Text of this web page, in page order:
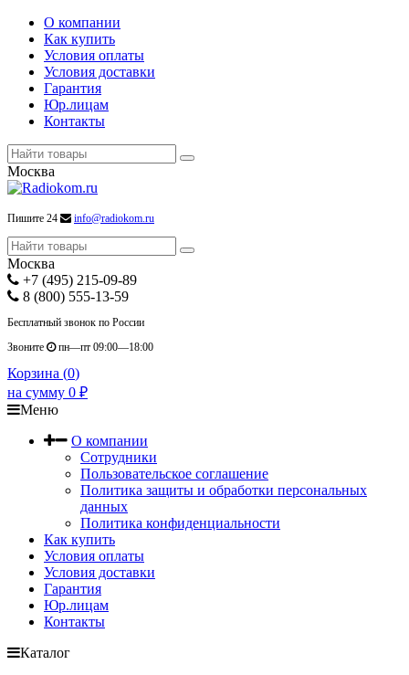
О компании
Как купить
Условия оплаты
Условия доставки
Гарантия
Юр.лицам
Контакты
Москва
Пишите 24 info@radiokom.ru
Москва
+7 (495) 215-09-89
8 (800) 555-13-59
Бесплатный звонок по России
Звоните
пн—пт 09:00—18:00
Корзина (0)
на сумму 0 ₽
Меню
О компании
Сотрудники
Пользовательское соглашение
Политика защиты и обработки персональных
данных
Политика конфиденциальности
Как купить
Условия оплаты
Условия доставки
Гарантия
Юр.лицам
Контакты
Каталог